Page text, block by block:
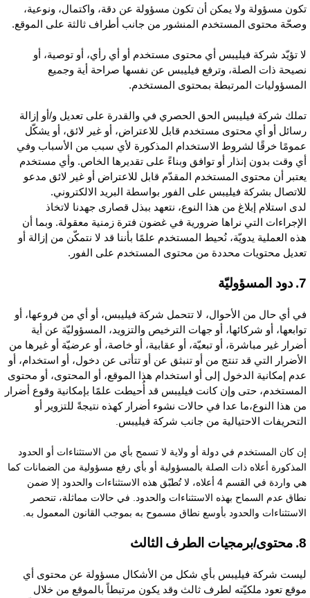
مسؤولة ولا يمكن أن تكون مسؤولة عن دقة، واكتمال، ونوعية،
محتوى المستخدم المنشور من جانب أطراف ثالثة على الموقع.
تؤيّد شركة فيليبس أي محتوى مستخدم أو أي رأي، أو توصية، أو
ذات الصلة، وترفع فيليبس عن نفسها صراحة أية وجميع
المرتبطة بمحتوى المستخدم.
شركة فيليبس الحق الحصري في والقدرة على تعديل و/أو إزالة
أو أي محتوى مستخدم قابل للاعتراض، أو غير لائق، أو يشكّل
خرقًا لشروط الاستخدام المذكورة لأي سبب من الأسباب وفي
وقت بدون إنذار أو توافق وبناءً على تقديرها الخاص. وأي مستخدم
أن محتوى المستخدم المقدّم قابل للاعتراض أو غير لائق مدعو
بشركة فيليبس على الفور بواسطة البريد الالكتروني.
استلام إبلاغ من هذا النوع، نتعهد ببذل قصارى جهدنا لاتخاذ
التي نراها ضرورية في غضون فترة زمنية معقولة. وبما أن
العملية يدويّة، نُحيط المستخدم علمًا بأننا قد لا نتمكّن من إزالة أو
محتويات محددة من محتوى المستخدم على الفور.
ي أي حال من الأحوال، لا تتحمل شركة فيليبس، أو أي من فروعها، أو
أو شركائها، أو جهات الترخيص والتزويد، المسؤوليّة عن أية
غير مباشرة، أو تبعيّة، أو عقابية، أو خاصة، أو عرضيّة أو غيرها من
التي قد تنتج من أو تنبثق عن أو تتأتى عن دخول، أو استخدام، أو
إمكانية الدخول إلى أو استخدام هذا الموقع، أو المحتوى، أو محتوى
حتى وإن كانت فيليبس قد أُحيطت علمًا بإمكانية وقوع أضرار
هذا النوع،ما عدا في حالات نشوء أضرار كهذه نتيجةً للتزوير أو
الاحتيالية من جانب شركة فيليبس.
كان المستخدم في دولة أو ولاية لا تسمح بأي من الاستثناءات أو الحدود
أعلاه ذات الصلة بالمسؤولية أو بأي رفع مسؤولية من الضمانات كما
هي واردة في القسم 4 أعلاه، لا تُطبّق هذه الاستثناءات والحدود إلا ضمن
عدم السماح بهذه الاستثناءات والحدود. في حالات مماثلة، تنحصر
والحدود بأوسع نطاق مسموح به بموجب القانون المعمول به.
الثالث
شركة فيليبس بأي شكل من الأشكال مسؤولة عن محتوى أي
تعود ملكيّته لطرف ثالث وقد يكون مرتبطاً بالموقع من خلال